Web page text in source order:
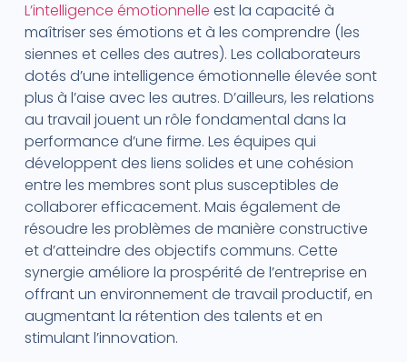
L’intelligence émotionnelle est la capacité à
maîtriser ses émotions et à les comprendre (les
siennes et celles des autres). Les collaborateurs
dotés d’une intelligence émotionnelle élevée sont
plus à l’aise avec les autres. D’ailleurs, les relations
au travail jouent un rôle fondamental dans la
performance d’une firme. Les équipes qui
développent des liens solides et une cohésion
entre les membres sont plus susceptibles de
collaborer efficacement. Mais également de
résoudre les problèmes de manière constructive
et d’atteindre des objectifs communs. Cette
synergie améliore la prospérité de l’entreprise en
offrant un environnement de travail productif, en
augmentant la rétention des talents et en
stimulant l’innovation.